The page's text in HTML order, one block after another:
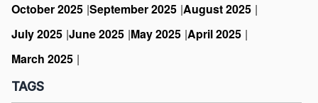
October 2025 September 2025 August 2025
July 2025 June 2025 May 2025 April 2025
March 2025
TAGS